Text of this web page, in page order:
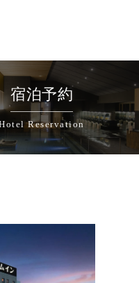
宿泊予約
Reservation